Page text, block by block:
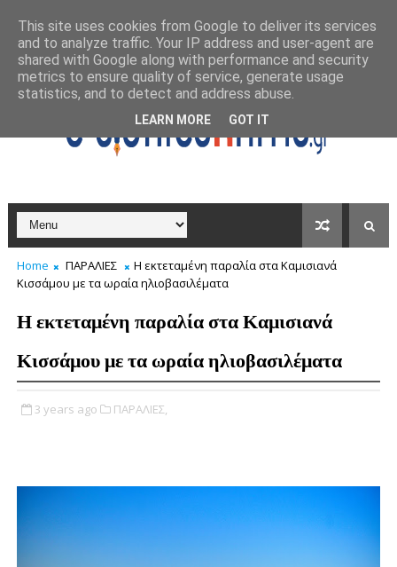
Home ΠΑΡΑΛΙΕΣ
Η εκτεταμένη παραλία στα Καμισιανά
Κισσάμου με τα ωραία ηλιοβασιλέματα
Η εκτεταμένη παραλία στα Καμισιανά
Κισσάμου με τα ωραία ηλιοβασιλέματα
3 years ago ΠΑΡΑΛΙΕΣ,
This site uses cookies from Google to deliver its services
and to analyze traffic. Your IP address and user-agent are
shared with Google along with performance and security
metrics to ensure quality of service, generate usage
statistics, and to detect and address abuse.
LEARN MORE GOT IT